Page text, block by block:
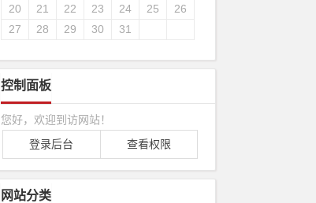
20
21 22 23 24 25
26
27
28 29 30 31
控制面板
您好，欢迎到访网站！
登录后台
查看权限
网站分类